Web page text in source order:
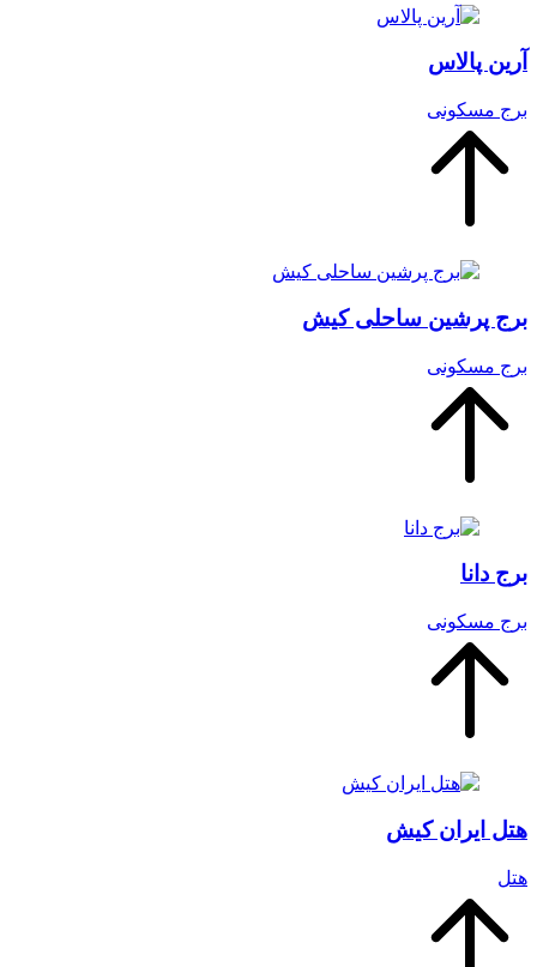
آرین پالاس
برج‌ مسکونی
برج پرشین ساحلی کیش
برج‌ مسکونی
برج دانا
برج‌ مسکونی
هتل ایران کیش
هتل